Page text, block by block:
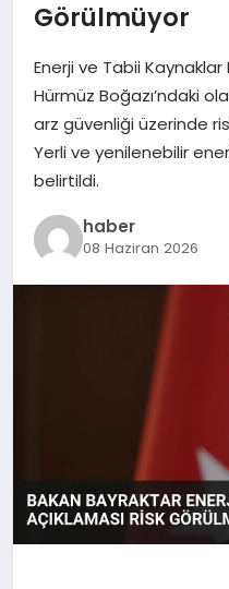
MAGAZIN
SPOR
TEKNOLOJI
Görülmüyor
Enerji ve Tabii
Hürmüz Boğazı’ndaki
arz güvenliği üzerinde
Yerli ve yenilenebilir enerji
belirtildi.
haber
08 Haziran 2026